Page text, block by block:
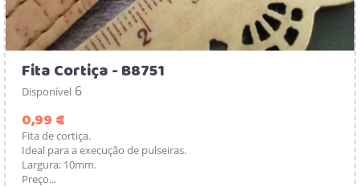
Fita Cortiça - B8751
Disponível 6
0,99 €
Fita de cortiça.
Ideal para a execução de pulseiras.
Largura: 10mm.
Preço...